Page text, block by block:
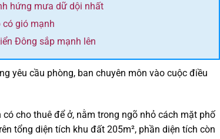
hứng mưa dữ dội nhất
có gió mạnh
Đông sắp mạnh lên
yêu cầu phòng, ban chuyên môn vào cuộc điều
cho thuê để ở, nằm trong ngõ nhỏ cách mặt phố
tổng diện tích khu đất 205m², phần diện tích còn